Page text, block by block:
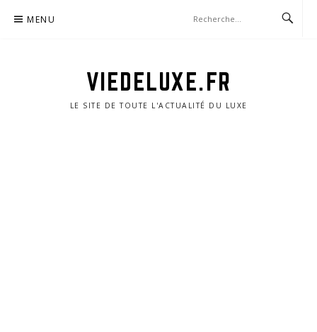
MENU
VIEDELUXE.FR
LE SITE DE TOUTE L'ACTUALITÉ DU LUXE